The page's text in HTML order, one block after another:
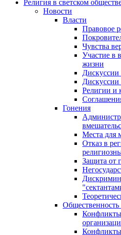
Религия в светском
Новости
Власти
Правовое
Чувства
Участие в
жизни
Дискуссии
Дискуссии
Религии и
Гонения
Места для
Отказ в
Защита от